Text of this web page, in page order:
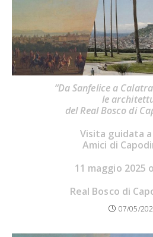
“Da Sanfelice a
le
del Real Bosco di
Visita guidata
Amici di
11 maggio 2025
Real Bosco di
07/05/